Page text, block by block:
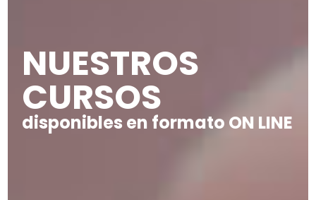
NUESTROS
CURSOS
disponibles en formato ON LINE